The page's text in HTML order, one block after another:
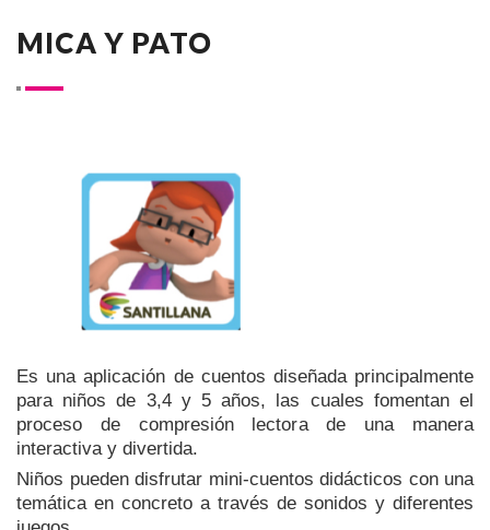
MICA Y PATO
Es una aplicación de cuentos diseñada principalmente
para niños de 3,4 y 5 años, las cuales fomentan el
proceso de compresión lectora de una manera
interactiva y divertida.
Niños pueden disfrutar mini-cuentos didácticos con una
temática en concreto a través de sonidos y diferentes